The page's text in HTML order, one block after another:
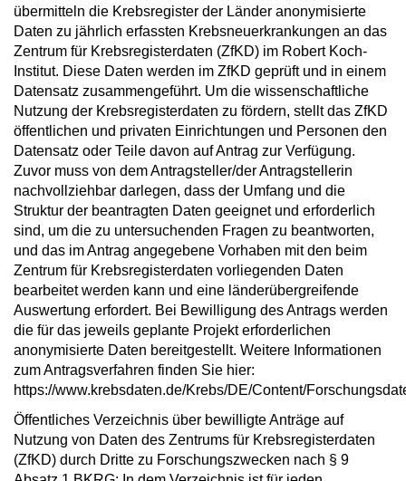
übermitteln die Krebsregister der Länder anonymisierte
Daten zu jährlich erfassten Krebsneuerkrankungen an das
Zentrum für Krebsregisterdaten (ZfKD) im Robert Koch-
Institut. Diese Daten werden im ZfKD geprüft und in einem
Datensatz zusammengeführt. Um die wissenschaftliche
Nutzung der Krebsregisterdaten zu fördern, stellt das ZfKD
öffentlichen und privaten Einrichtungen und Personen den
Datensatz oder Teile davon auf Antrag zur Verfügung.
Zuvor muss von dem Antragsteller/der Antragstellerin
nachvollziehbar darlegen, dass der Umfang und die
Struktur der beantragten Daten geeignet und erforderlich
sind, um die zu untersuchenden Fragen zu beantworten,
und das im Antrag angegebene Vorhaben mit den beim
Zentrum für Krebsregisterdaten vorliegenden Daten
bearbeitet werden kann und eine länderübergreifende
Auswertung erfordert. Bei Bewilligung des Antrags werden
die für das jeweils geplante Projekt erforderlichen
anonymisierte Daten bereitgestellt. Weitere Informationen
zum Antragsverfahren finden Sie hier:
https://www.krebsdaten.de/Krebs/DE/Content/
Öffentliches Verzeichnis über bewilligte Anträge auf
Nutzung von Daten des Zentrums für Krebsregisterdaten
(ZfKD) durch Dritte zu Forschungszwecken nach § 9